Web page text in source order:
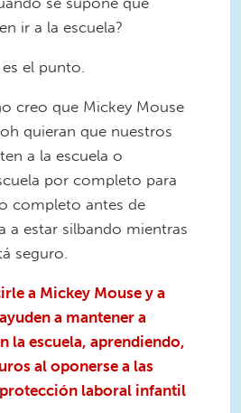
ir a la escuela?
el punto.
creo que Mickey Mouse
quieran que nuestros
a la escuela o
por completo para
completo antes de
a estar silbando mientras
seguro.
a Mickey Mouse y a
a mantener a
la escuela, aprendiendo,
al oponerse a las
laboral infantil